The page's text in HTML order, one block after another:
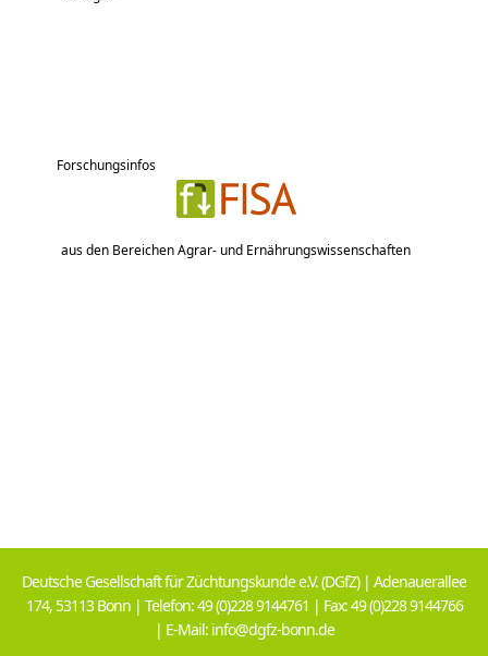
Forschungsinfos
aus den Bereichen Agrar- und Ernährungswissenschaften
Deutsche Gesellschaft für Züchtungskunde e.V. (DGfZ) | Adenauerallee
174, 53113 Bonn | Telefon: 49 (0)228 9144761 | Fax: 49 (0)228 9144766
| E-Mail: info@dgfz-bonn.de